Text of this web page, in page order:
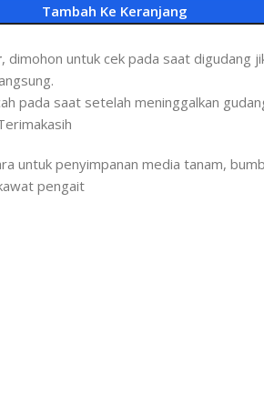
Tambah Ke Keranjang
, dimohon untuk cek pada saat digudang
pada saat setelah meninggalkan
untuk penyimpanan media tanam,
pengait